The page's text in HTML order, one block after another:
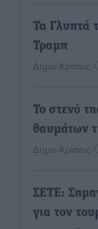
Τα Γλυπτά
Τραμπ
Δημο-Κρίσεις
Το στενό
θαυμάτων
Δημο-Κρίσεις
ΣΕΤΕ:
για τον